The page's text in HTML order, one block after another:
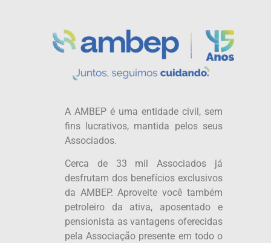
A AMBEP é uma entidade civil, sem
fins lucrativos, mantida pelos seus
Associados.
Cerca de 33 mil Associados já
desfrutam dos benefícios exclusivos
da AMBEP. Aproveite você também
petroleiro da ativa, aposentado e
pensionista as vantagens oferecidas
pela Associação presente em todo o